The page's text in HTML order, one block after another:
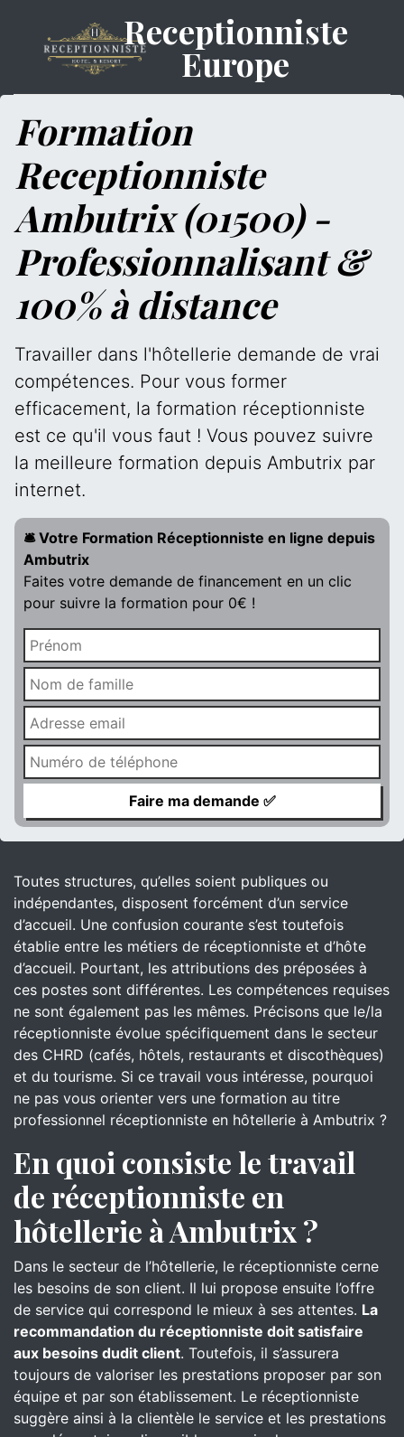
Receptionniste
Europe
Formation
Receptionniste
Ambutrix (01500) -
Professionnalisant &
100% à distance
Travailler dans l'hôtellerie demande de vrai
compétences. Pour vous former
efficacement, la formation réceptionniste
est ce qu'il vous faut ! Vous pouvez suivre
la meilleure formation depuis Ambutrix par
internet.
🛎️ Votre Formation Réceptionniste en ligne depuis
Ambutrix
Faites votre demande de financement en un clic
pour suivre la formation pour 0€ !
Toutes structures, qu’elles soient publiques ou
indépendantes, disposent forcément d’un service
d’accueil. Une confusion courante s’est toutefois
établie entre les métiers de réceptionniste et d’hôte
d’accueil. Pourtant, les attributions des préposées à
ces postes sont différentes. Les compétences requises
ne sont également pas les mêmes. Précisons que le/la
réceptionniste évolue spécifiquement dans le secteur
des CHRD (cafés, hôtels, restaurants et discothèques)
et du tourisme. Si ce travail vous intéresse, pourquoi
ne pas vous orienter vers une formation au titre
professionnel réceptionniste en hôtellerie à Ambutrix ?
En quoi consiste le travail
de réceptionniste en
hôtellerie à Ambutrix ?
Dans le secteur de l’hôtellerie, le réceptionniste cerne
les besoins de son client. Il lui propose ensuite l’offre
de service qui correspond le mieux à ses attentes. La
recommandation du réceptionniste doit satisfaire
aux besoins dudit client. Toutefois, il s’assurera
toujours de valoriser les prestations proposer par son
équipe et par son établissement. Le réceptionniste
suggère ainsi à la clientèle le service et les prestations